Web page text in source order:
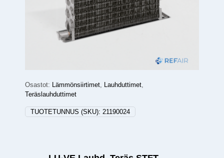
Osastot: Lämmönsiirtimet, Lauhduttimet,
Teräslauhduttimet
TUOTETUNNUS (SKU): 21190024